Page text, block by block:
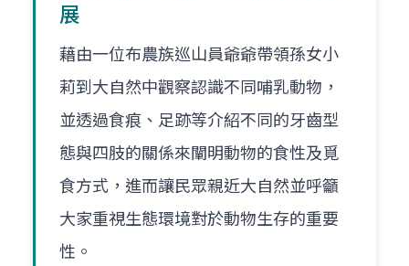
展
藉由一位布農族巡山員爺爺帶領孫女小
莉到大自然中觀察認識不同哺乳動物，
並透過食痕、足跡等介紹不同的牙齒型
態與四肢的關係來闡明動物的食性及覓
食方式，進而讓民眾親近大自然並呼籲
大家重視生態環境對於動物生存的重要
性。